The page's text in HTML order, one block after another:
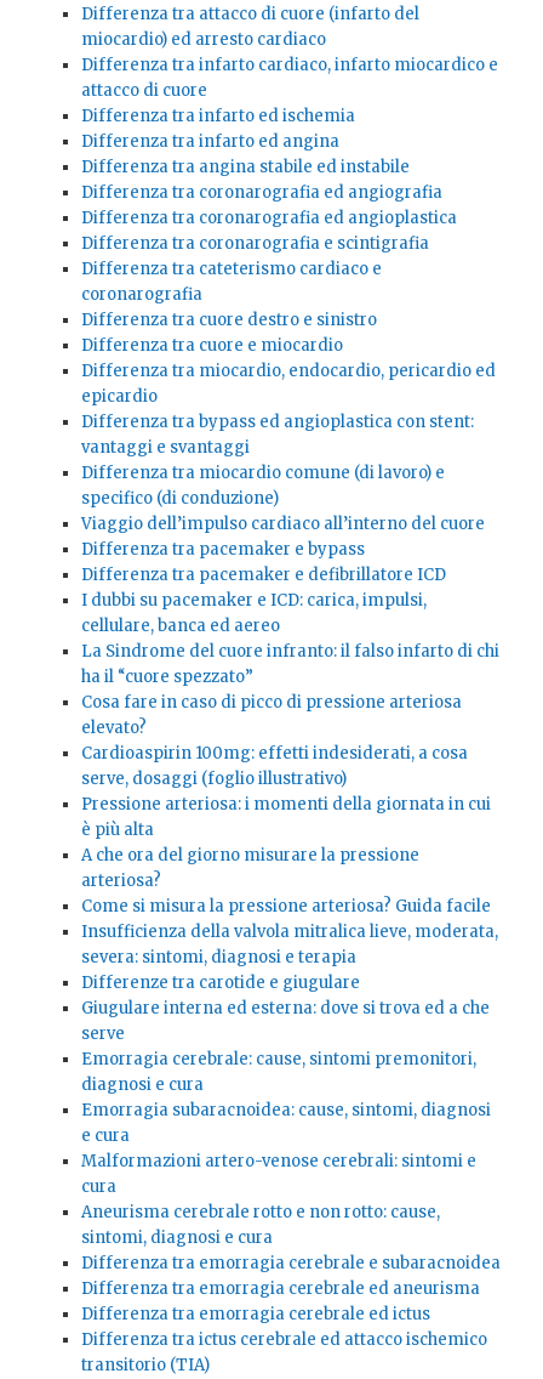
Differenza tra attacco di cuore (infarto del
miocardio) ed arresto cardiaco
Differenza tra infarto cardiaco, infarto miocardico e
attacco di cuore
Differenza tra infarto ed ischemia
Differenza tra infarto ed angina
Differenza tra angina stabile ed instabile
Differenza tra coronarografia ed angiografia
Differenza tra coronarografia ed angioplastica
Differenza tra coronarografia e scintigrafia
Differenza tra cateterismo cardiaco e
coronarografia
Differenza tra cuore destro e sinistro
Differenza tra cuore e miocardio
Differenza tra miocardio, endocardio, pericardio ed
epicardio
Differenza tra bypass ed angioplastica con stent:
vantaggi e svantaggi
Differenza tra miocardio comune (di lavoro) e
specifico (di conduzione)
Viaggio dell’impulso cardiaco all’interno del cuore
Differenza tra pacemaker e bypass
Differenza tra pacemaker e defibrillatore ICD
I dubbi su pacemaker e ICD: carica, impulsi,
cellulare, banca ed aereo
La Sindrome del cuore infranto: il falso infarto di chi
ha il “cuore spezzato”
Cosa fare in caso di picco di pressione arteriosa
elevato?
Cardioaspirin 100mg: effetti indesiderati, a cosa
serve, dosaggi (foglio illustrativo)
Pressione arteriosa: i momenti della giornata in cui
è più alta
A che ora del giorno misurare la pressione
arteriosa?
Come si misura la pressione arteriosa? Guida facile
Insufficienza della valvola mitralica lieve, moderata,
severa: sintomi, diagnosi e terapia
Differenze tra carotide e giugulare
Giugulare interna ed esterna: dove si trova ed a che
serve
Emorragia cerebrale: cause, sintomi premonitori,
diagnosi e cura
Emorragia subaracnoidea: cause, sintomi, diagnosi
e cura
Malformazioni artero-venose cerebrali: sintomi e
cura
Aneurisma cerebrale rotto e non rotto: cause,
sintomi, diagnosi e cura
Differenza tra emorragia cerebrale e subaracnoidea
Differenza tra emorragia cerebrale ed aneurisma
Differenza tra emorragia cerebrale ed ictus
Differenza tra ictus cerebrale ed attacco ischemico
transitorio (TIA)